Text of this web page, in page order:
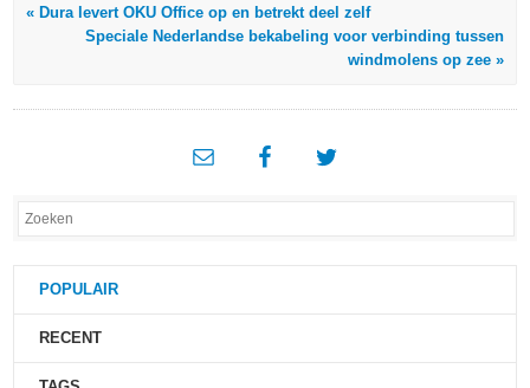
« Dura levert OKU Office op en betrekt deel zelf
Speciale Nederlandse bekabeling voor verbinding tussen
windmolens op zee »
POPULAIR
RECENT